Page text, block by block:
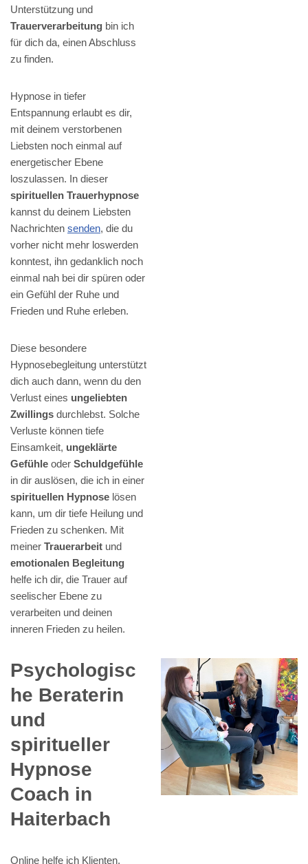
Unterstützung und
Trauerverarbeitung bin ich
für dich da, einen Abschluss
zu finden.
Hypnose in tiefer
Entspannung erlaubt es dir,
mit deinem verstorbenen
Liebsten noch einmal auf
energetischer Ebene
loszulassen. In dieser
spirituellen Trauerhypnose
kannst du deinem Liebsten
Nachrichten senden, die du
vorher nicht mehr loswerden
konntest, ihn gedanklich noch
einmal nah bei dir spüren oder
ein Gefühl der Ruhe und
Frieden und Ruhe erleben.
Diese besondere
Hypnosebegleitung unterstützt
dich auch dann, wenn du den
Verlust eines ungeliebten
Zwillings durchlebst. Solche
Verluste können tiefe
Einsamkeit, ungeklärte
Gefühle oder Schuldgefühle
in dir auslösen, die ich in einer
spirituellen Hypnose lösen
kann, um dir tiefe Heilung und
Frieden zu schenken. Mit
meiner Trauerarbeit und
emotionalen Begleitung
helfe ich dir, die Trauer auf
seelischer Ebene zu
verarbeiten und deinen
inneren Frieden zu heilen.
Psychologisc
he Beraterin
und
spiritueller
Hypnose
Coach in
Haiterbach
Online helfe ich Klienten,